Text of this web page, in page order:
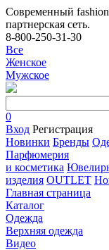
Современный
партнерская сеть.
8-800-250-31-30
Все
Женское
Мужское
0
Вход Регистрация
Новинки Бренды
Парфюмерия
и косметика
изделия OUTLET
Главная страница
Каталог
Одежда
Верхняя одежда
Видео